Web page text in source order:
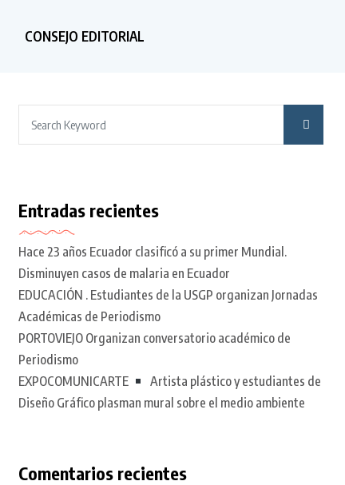
CONSEJO EDITORIAL
Entradas recientes
Hace 23 años Ecuador clasificó a su primer Mundial.
Disminuyen casos de malaria en Ecuador
EDUCACIÓN . Estudiantes de la USGP organizan Jornadas
Académicas de Periodismo
PORTOVIEJO Organizan conversatorio académico de
Periodismo
EXPOCOMUNICARTE
Artista plástico y estudiantes de
Diseño Gráfico plasman mural sobre el medio ambiente
Comentarios recientes